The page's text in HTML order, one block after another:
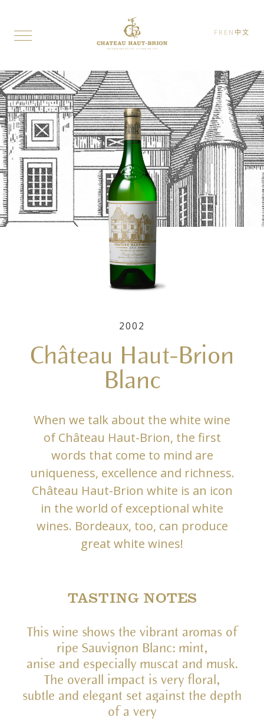
FR EN 中文
2002
Château Haut-Brion
Blanc
When we talk about the white wine
of Château Haut-Brion, the first
words that come to mind are
uniqueness, excellence and richness.
Château Haut-Brion white is an icon
in the world of exceptional white
wines. Bordeaux, too, can produce
great white wines!
TASTING NOTES
This wine shows the vibrant aromas of
ripe Sauvignon Blanc: mint,
anise and especially muscat and musk.
The overall impact is very floral,
subtle and elegant set against the depth
of a very